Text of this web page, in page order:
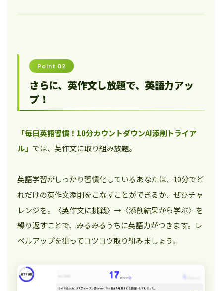
Point 02
さらに、英作文し放題で、英語力アッ
プ！
「毎日英語習慣！10分カウントダウンAI添削トライア
ル」 では、英作文に取り組み放題。
英語学習がしっかり習慣化しているあなたは、10分でど
れだけの英作文添削をこなすことができるか、ぜひチャ
レンジを。〈英作文に挑戦〉→〈添削結果から学ぶ〉を
繰り返すことで、みるみるうちに英語力がつきます。レ
ベルアップを狙ってコツコツ取り組みましょう。